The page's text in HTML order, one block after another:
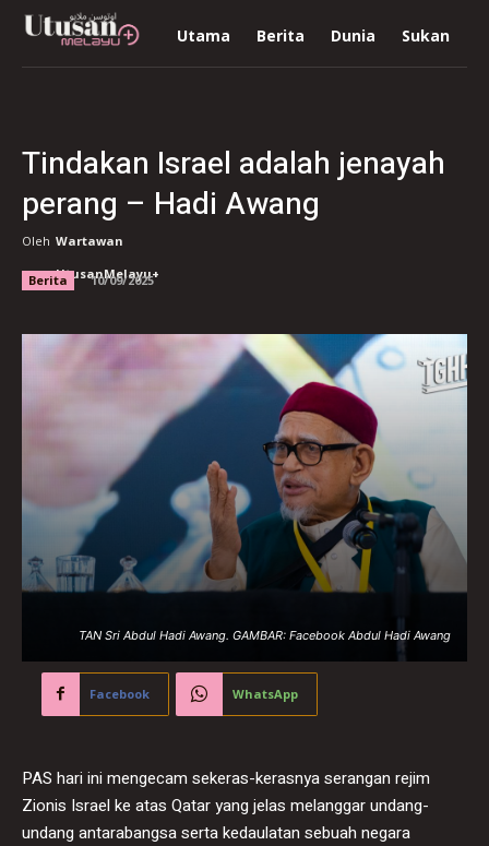
Utama Berita Dunia Sukan
Tindakan Israel adalah jenayah
perang – Hadi Awang
Oleh Wartawan
UtusanMelayu+
Berita 10/09/2025
TAN Sri Abdul Hadi Awang. GAMBAR: Facebook Abdul Hadi Awang
Facebook WhatsApp
PAS hari ini mengecam sekeras-kerasnya serangan rejim
Zionis Israel ke atas Qatar yang jelas melanggar undang-
undang antarabangsa serta kedaulatan sebuah negara